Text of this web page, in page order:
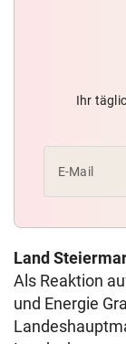
Ihr
E-Mail
Land
Als Reaktion
und Energie